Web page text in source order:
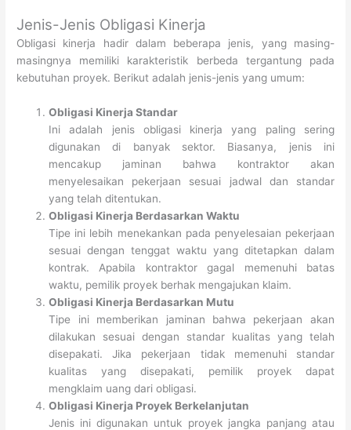
Jenis-Jenis Obligasi Kinerja
Obligasi kinerja hadir dalam beberapa jenis, yang masing-
masingnya memiliki karakteristik berbeda tergantung pada
kebutuhan proyek. Berikut adalah jenis-jenis yang umum:
Obligasi Kinerja Standar
Ini adalah jenis obligasi kinerja yang paling sering
digunakan di banyak sektor. Biasanya, jenis ini
mencakup jaminan bahwa kontraktor akan
menyelesaikan pekerjaan sesuai jadwal dan standar
yang telah ditentukan.
Obligasi Kinerja Berdasarkan Waktu
Tipe ini lebih menekankan pada penyelesaian pekerjaan
sesuai dengan tenggat waktu yang ditetapkan dalam
kontrak. Apabila kontraktor gagal memenuhi batas
waktu, pemilik proyek berhak mengajukan klaim.
Obligasi Kinerja Berdasarkan Mutu
Tipe ini memberikan jaminan bahwa pekerjaan akan
dilakukan sesuai dengan standar kualitas yang telah
disepakati. Jika pekerjaan tidak memenuhi standar
kualitas yang disepakati, pemilik proyek dapat
mengklaim uang dari obligasi.
Obligasi Kinerja Proyek Berkelanjutan
Jenis ini digunakan untuk proyek jangka panjang atau